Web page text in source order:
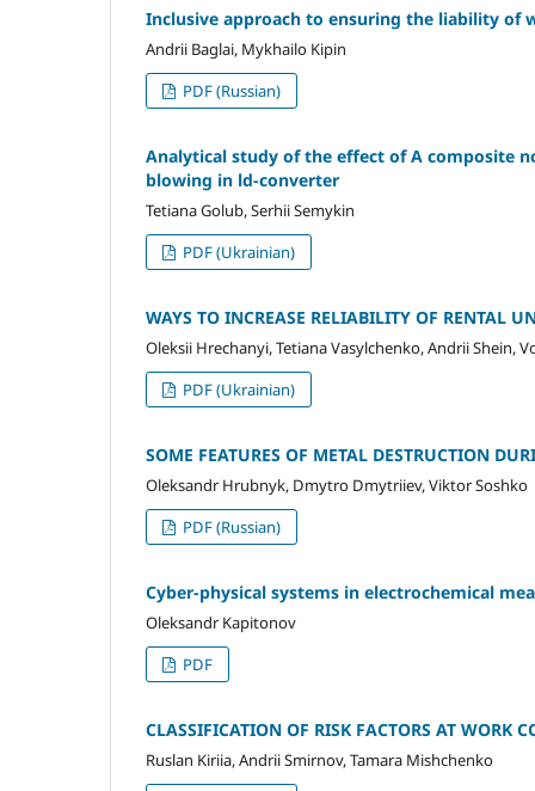
Inclusive approach to ensuring the liability of
Andrii Baglai, Mykhailo Kipin
PDF (Russian)
Аnalytical study of the effect of A composite
blowing in ld-converter
Tetiana Golub, Serhii Semykin
PDF (Ukrainian)
WAYS TO INCREASE RELIABILITY OF RENTAL
Oleksii Hrechanyi, Tetiana Vasylchenko, Andrii Shein,
PDF (Ukrainian)
SOME FEATURES OF METAL DESTRUCTION
Oleksandr Hrubnyk, Dmytro Dmytriiev, Viktor Soshko
PDF (Russian)
Cyber-physical systems in electrochemical
Oleksandr Kapitonov
PDF
CLASSIFICATION OF RISK FACTORS AT WORK
Ruslan Kiriia, Andrii Smirnov, Tamara Mishchenko